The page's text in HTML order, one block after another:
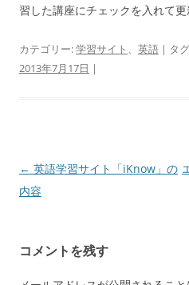
習した講座にチェックを入れて更
カテゴリー:学習サイト 、 英語 | タ
2013年7月17日 |
投
稿
ゲ
ー
← 英語学習サイト「iKnow」の
内容
コメントを残す